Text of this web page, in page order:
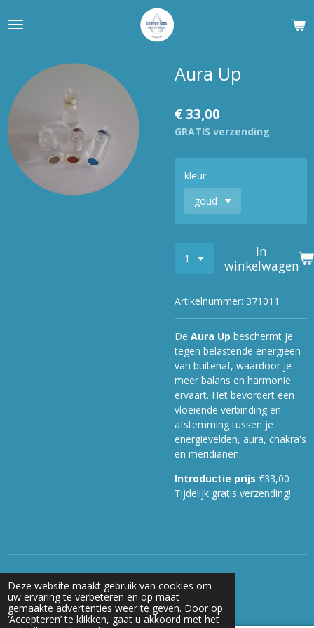
Deze website maakt gebruik van cookies om
uw ervaring te verbeteren en op maat
gemaakte advertenties weer te geven. Door op
‘Accepteren’ te klikken, gaat u akkoord met het
direct
hoofdinhoud
Aura Up
€ 33,00
GRATIS verzending
kleur
In
winkelwagen
Artikelnummer: 371011
De Aura Up beschermt je
tegen belastende energieën
van buitenaf, waardoor je
meer balans en harmonie
ervaart. Het bevordert een
vloeiende verbinding en
afstemming tussen je
energievelden, aura, chakra's
en meridianen.
Introductie prijs €33,00
Tijdelijk gratis verzending!
© 2025 energy-ups.nl
Powered byJouwWeb